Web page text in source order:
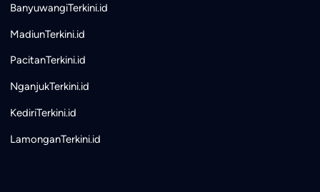
BanyuwangiTerkini.id
MadiunTerkini.id
PacitanTerkini.id
NganjukTerkini.id
KediriTerkini.id
LamonganTerkini.id